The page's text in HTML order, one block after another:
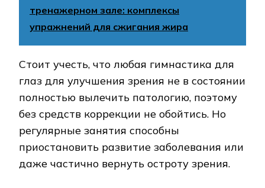
тренажерном зале: комплексы
упражнений для сжигания жира
Стоит учесть, что любая гимнастика для
глаз для улучшения зрения не в состоянии
полностью вылечить патологию, поэтому
без средств коррекции не обойтись. Но
регулярные занятия способны
приостановить развитие заболевания или
даже частично вернуть остроту зрения.